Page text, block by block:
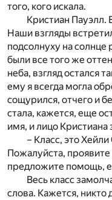
того, кого искала.
Кристиан
Наши взгляды
подсолнуху на солнце
были все того же
неба, взгляд остался
ему я всегда могла
сощурился, отчего и
стала, кажется, еще
имя, и лицо
– Класс, это
Пожалуйста,
предложите помощь,
Весь класс
слова. Кажется,